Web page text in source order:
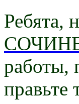
Ребята,
работы,
правьте